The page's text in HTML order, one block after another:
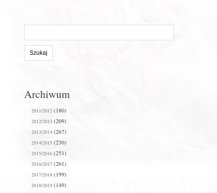
stronie:
Archiwum
2011/2012(180)
2012/2013(209)
2013/2014(267)
2014/2015(230)
2015/2016(251)
2016/2017(261)
2017/2018(199)
2018/2019(149)